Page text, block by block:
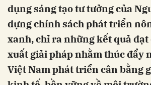
dụng sáng tạo tư tưởng của
dựng chính sách phát triển
xanh, chỉ ra những kết quả đạt
xuất giải pháp nhằm thúc đẩy
Việt Nam phát triển cân bằng